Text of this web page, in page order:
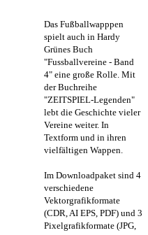
Das Fußballwapppen
spielt auch in Hardy
Grünes Buch
"Fussballvereine - Band
4" eine große Rolle. Mit
der Buchreihe
"ZEITSPIEL-Legenden"
lebt die Geschichte vieler
Vereine weiter. In
Textform und in ihren
vielfältigen Wappen.
Im Downloadpaket sind 4
verschiedene
Vektorgrafikformate
(CDR, AI EPS, PDF) und 3
Pixelgrafikformate (JPG,